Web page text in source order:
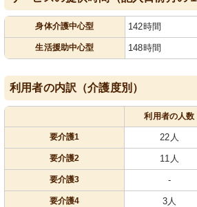
身体介護中心型 142時間
生活援助中心型 148時間
利用者の内訳（介護度別）
利用者の人数
要介護1 22人
要介護2 11人
要介護3 -
要介護4 3人